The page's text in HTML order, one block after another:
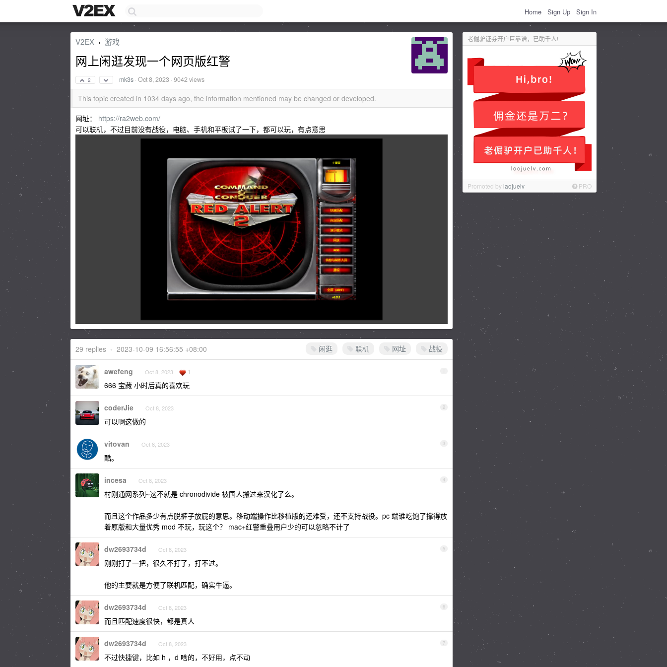
Home Sign Up Sign In
老倔驴证券开户巨靠谱，已助千人!
Promoted bylaojuelv PRO
V2EX › 游戏
网上闲逛发现一个网页版红警
2 mk3s ·Oct 8, 2023 · 9042 views
This topic created in 1034 days ago, the information mentioned may be changed or developed.
网址： https://ra2web.com/
可以联机，不过目前没有战役，电脑、手机和平板试了一下，都可以玩，有点意思
闲逛 联机 网址 战役
29 replies • 2023-10-09 16:56:55 +08:00
1
awefeng Oct 8, 2023 1
666 宝藏 小时后真的喜欢玩
2
coderJie Oct 8, 2023
可以啊这做的
3
vitovan Oct 8, 2023
酷。
4
incesa Oct 8, 2023
村刚通网系列~这不就是 chronodivide 被国人搬过来汉化了么。
而且这个作品多少有点脱裤子放屁的意思。移动端操作比移植版的还难受，还不支持战役。pc 端谁吃饱了撑得放
着原版和大量优秀 mod 不玩，玩这个？ mac+红警重叠用户少的可以忽略不计了
5
dw2693734d Oct 8, 2023
刚刚打了一把，很久不打了，打不过。
他的主要就是方便了联机匹配，确实牛逼。
6
dw2693734d Oct 8, 2023
而且匹配速度很快，都是真人
7
dw2693734d Oct 8, 2023
不过快捷键，比如 h ，d 啥的，不好用，点不动